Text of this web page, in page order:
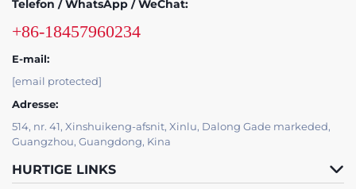
Telefon / WhatsApp / WeChat:
+86-18457960234
E-mail:
[email protected]
Adresse:
514, nr. 41, Xinshuikeng-afsnit, Xinlu, Dalong Gade markeded,
Guangzhou, Guangdong, Kina
HURTIGE LINKS